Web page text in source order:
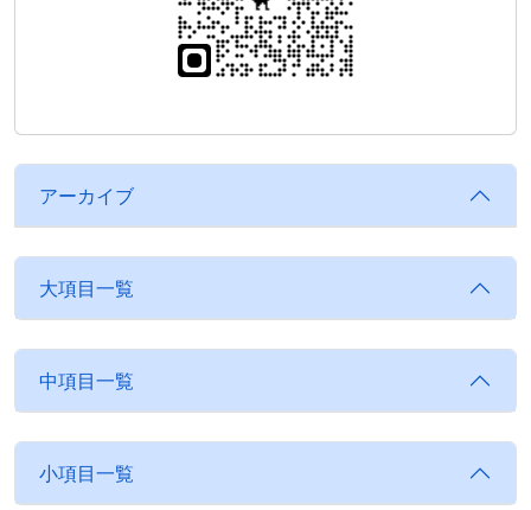
アーカイブ
大項目一覧
中項目一覧
小項目一覧